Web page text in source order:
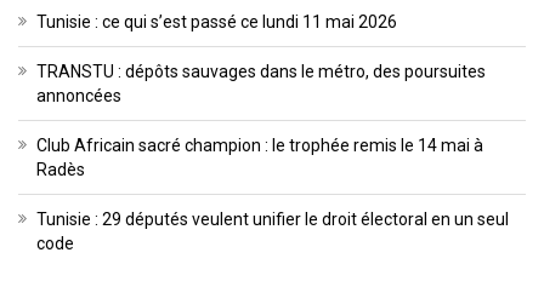
Tunisie : ce qui s’est passé ce lundi 11 mai 2026
TRANSTU : dépôts sauvages dans le métro, des poursuites
annoncées
Club Africain sacré champion : le trophée remis le 14 mai à
Radès
Tunisie : 29 députés veulent unifier le droit électoral en un seul
code